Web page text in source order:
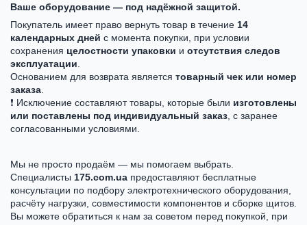
Ваше оборудование — под надёжной защитой.
Покупатель имеет право вернуть товар в течение 14
календарных дней с момента покупки, при условии
сохранения целостности упаковки и отсутствия следов
эксплуатации
Основанием для возврата является товарный чек или номер
заказа
❗ Исключение составляют товары, которые были изготовлены
или поставлены под индивидуальный заказ , с заранее
согласованными условиями.
Мы не просто продаём — мы помогаем выбрать.
Специалисты 175.com.ua предоставляют бесплатные
консультации по подбору электротехнического оборудования,
расчёту нагрузки, совместимости компонентов и сборке щитов.
Вы можете обратиться к нам за советом перед покупкой, при